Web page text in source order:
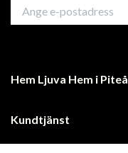
Hem Ljuva Hem i Piteå
Kundtjänst